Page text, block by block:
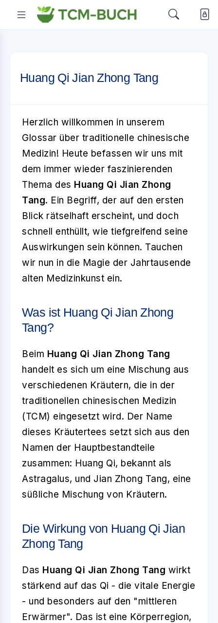
Huang Qi Jian Zhong Tang
Herzlich willkommen in unserem
Glossar über traditionelle chinesische
Medizin! Heute befassen wir uns mit
dem immer wieder faszinierenden
Thema des Huang Qi Jian Zhong
Tang. Ein Begriff, der auf den ersten
Blick rätselhaft erscheint, und doch
schnell enthüllt, wie tiefgreifend seine
Auswirkungen sein können. Tauchen
wir nun in die Magie der Jahrtausende
alten Medizinkunst ein.
Was ist Huang Qi Jian Zhong
Tang?
Beim Huang Qi Jian Zhong Tang
handelt es sich um eine Mischung aus
verschiedenen Kräutern, die in der
traditionellen chinesischen Medizin
(TCM) eingesetzt wird. Der Name
dieses Kräutertees setzt sich aus den
Namen der Hauptbestandteile
zusammen: Huang Qi, bekannt als
Astragalus, und Jian Zhong Tang, eine
süßliche Mischung von Kräutern.
Die Wirkung von Huang Qi Jian
Zhong Tang
Das Huang Qi Jian Zhong Tang wirkt
stärkend auf das Qi - die vitale Energie
- und besonders auf den "mittleren
Erwärmer". Das ist eine Körperregion,